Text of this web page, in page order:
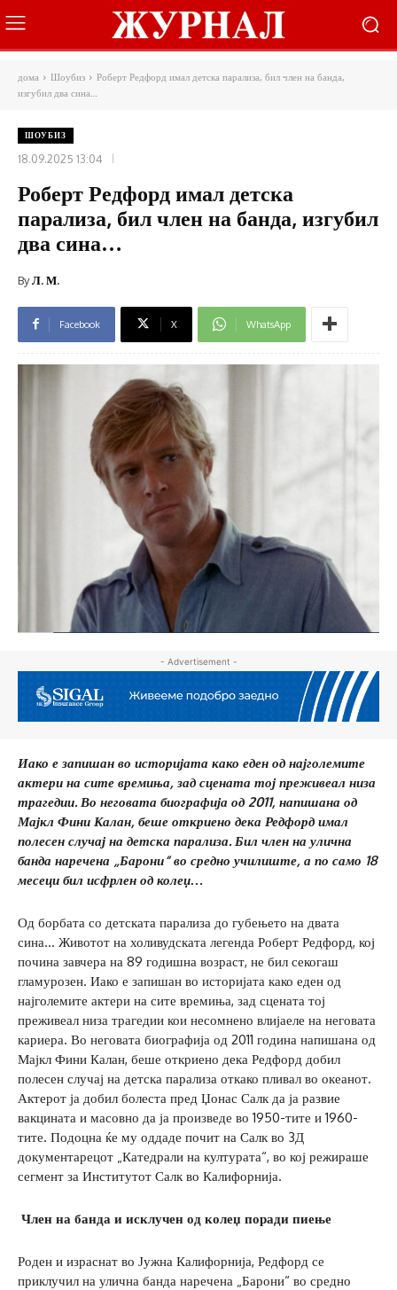
дома Шоубиз
Роберт Редфорд имал детска парализа, бил член на банда,
изгубил два сина…
ШОУБИЗ
18.09.2025 13:04
Роберт Редфорд имал детска
парализа, бил член на банда, изгубил
два сина…
ByЛ. М.
Facebook X WhatsApp
- Advertisement -
Иако е запишан во историјата како еден од најголемите
актери на сите времиња, зад сцената тој преживеал низа
трагедии. Во неговата биографија од 2011, напишана од
Мајкл Фини Калан, беше откриено дека Редфорд имал
полесен случај на детска парализа. Бил член на улична
банда наречена „Барони“ во средно училиште, а по само 18
месеци бил исфрлен од колеџ…
Од борбата со детската парализа до губењето на двата
сина… Животот на холивудската легенда Роберт Редфорд, кој
почина завчера на 89 годишна возраст, не бил секогаш
гламурозен. Иако е запишан во историјата како еден од
најголемите актери на сите времиња, зад сцената тој
преживеал низа трагедии кои несомнено влијаеле на неговата
кариера. Во неговата биографија од 2011 година напишана од
Мајкл Фини Калан, беше откриено дека Редфорд добил
полесен случај на детска парализа откако пливал во океанот.
Актерот ја добил болеста пред Џонас Салк да ја развие
вакцината и масовно да ја произведе во 1950-тите и 1960-
тите. Подоцна ќе му оддаде почит на Салк во 3Д
документарецот „Катедрали на културата“, во кој режираше
сегмент за Институтот Салк во Калифорнија.
Член на банда и исклучен од колеџ поради пиење
Роден и израснат во Јужна Калифорнија, Редфорд се
приклучил на улична банда наречена „Барони“ во средно